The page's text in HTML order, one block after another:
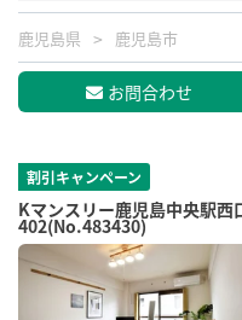
鹿児島県 鹿児島市
お問合わせ
割引キャンペーン
Kマンスリー鹿児島中央駅
402(No.483430)